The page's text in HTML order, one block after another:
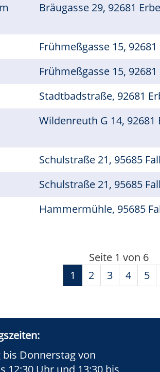
Bräugasse 29, 92681
Frühmeßgasse 15,
Frühmeßgasse 15,
Stadtbadstraße, 92681
Wildenreuth G 14,
Schulstraße 21, 95685
Schulstraße 21, 95685
Hammermühle, 95685
Seite 1 von 6
1
2 3 4 5
bis Donnerstag von